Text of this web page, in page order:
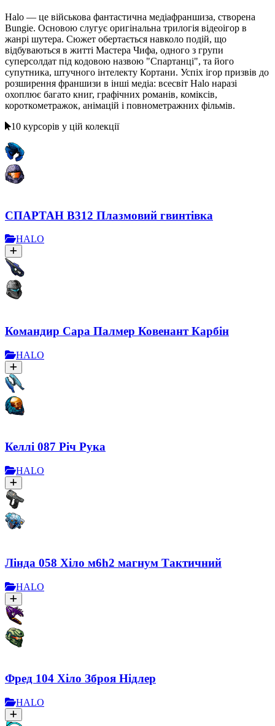
Halo — це військова фантастична медіафраншиза, створена
Bungie. Основою слугує оригінальна трилогія відеоігор в
жанрі шутера. Сюжет обертається навколо подій, що
відбуваються в житті Мастера Чифа, одного з групи
суперсолдат під кодовою назвою "Спартанці", та його
супутника, штучного інтелекту Кортани. Успіх ігор призвів до
розширення франшизи в інші медіа: всесвіт Halo наразі
охоплює багато книг, графічних романів, коміксів,
короткометражок, анімацій і повнометражних фільмів.
10 курсорів у цій колекції
СПАРТАН B312 Плазмовий гвинтівка
HALO
Командир Сара Палмер Ковенант Карбін
HALO
Келлі 087 Річ Рука
HALO
Лінда 058 Хіло м6h2 магнум Тактичний
HALO
Фред 104 Хіло Зброя Нідлер
HALO